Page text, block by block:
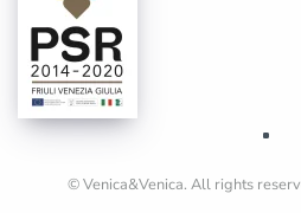
© Venica&Venica. All rights